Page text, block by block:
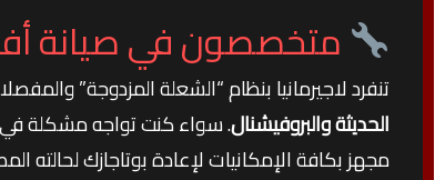
متخصصون في صيانة
تنفرد لاجيرمانيا بنظام “الشعلة المزدوجة”
الحديثة والبروفيشنال. سواء كنت تواجه مشكلة في
مجهز بكافة الإمكانيات لإعادة بوتاجازك لحالته